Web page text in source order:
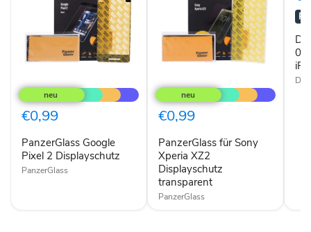
Google
Pixel
2
Displayschutz
€0,99
PanzerGlass Google
Pixel 2 Displayschutz
PanzerGlass
für
Sony
Xperia
XZ2
transparent
€0,99
PanzerGlass für Sony
Xperia XZ2
Displayschutz
transparent
PanzerGlass
für
X